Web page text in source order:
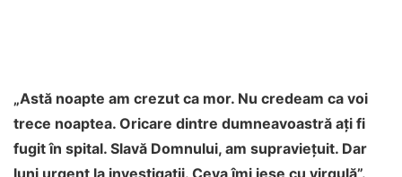
„Astă noapte am crezut ca mor. Nu credeam ca voi
trece noaptea. Oricare dintre dumneavoastră aţi fi
fugit în spital. Slavă Domnului, am supravieţuit. Dar
luni urgent la investigaţii. Ceva îmi iese cu virgulă”.